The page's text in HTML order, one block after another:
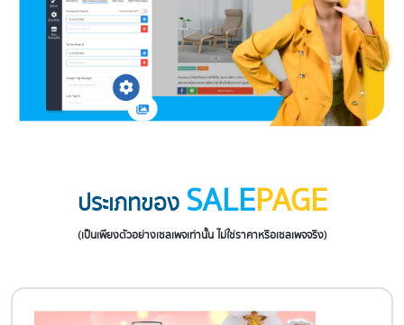
ประเภทของ SALEPAGE
(เป็นเพียงตัวอย่างเซลเพจเท่านั้น ไม่ใช่ราคาหรือเซลเพจจริง)